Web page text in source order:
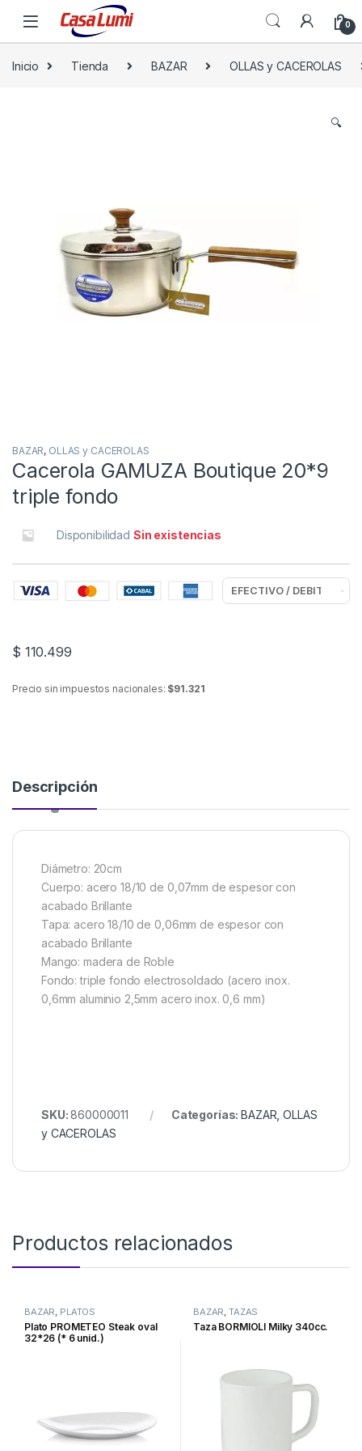
0
Inicio Tienda BAZAR OLLAS y CACEROLAS
🔍
BAZAR, OLLAS y CACEROLAS
Cacerola GAMUZA Boutique 20*9
triple fondo
Disponibilidad Sin existencias
$ 110.499
Precio sin impuestos nacionales: $91.321
Descripción
Diámetro: 20cm
Cuerpo: acero 18/10 de 0,07mm de espesor con
acabado Brillante
Tapa: acero 18/10 de 0,06mm de espesor con
acabado Brillante
Mango: madera de Roble
Fondo: triple fondo electrosoldado (acero inox.
0,6mm aluminio 2,5mm acero inox. 0,6 mm)
SKU:860000011 Categorías:BAZAR ,OLLAS
y CACEROLAS
Productos relacionados
BAZAR, PLATOS
Plato PROMETEO Steak oval
32*26 (* 6 unid.)
BAZAR,TAZAS
Taza BORMIOLI Milky 340cc.